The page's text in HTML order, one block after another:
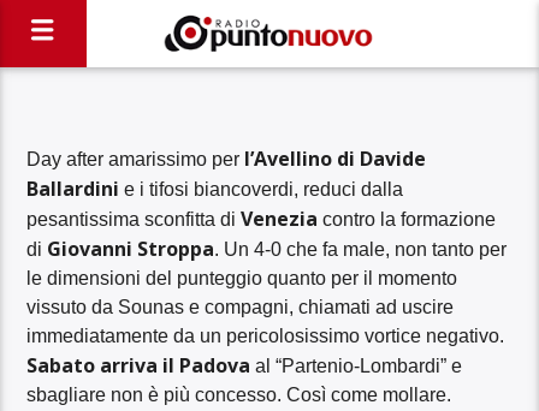
Day after amarissimo per l’Avellino di Davide
Ballardini e i tifosi biancoverdi, reduci dalla
pesantissima sconfitta diVenezia contro la formazione
di Giovanni Stroppa. Un 4-0 che fa male, non tanto per
le dimensioni del punteggio quanto per il momento
vissuto da Sounas e compagni, chiamati ad uscire
immediatamente da un pericolosissimo vortice negativo.
Sabato arriva il Padova al “Partenio-Lombardi” e
sbagliare non è più concesso. Così come mollare.